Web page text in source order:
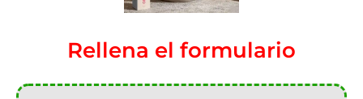
Rellena el formulario